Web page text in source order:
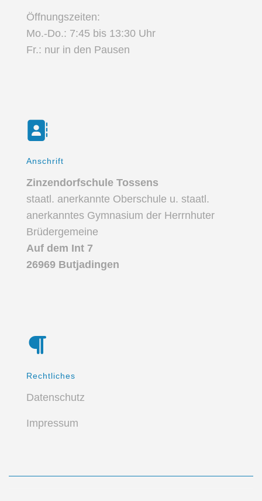
Öffnungszeiten:
Mo.-Do.: 7:45 bis 13:30 Uhr
Fr.: nur in den Pausen
Anschrift
Zinzendorfschule Tossens
staatl. anerkannte Oberschule u. staatl.
anerkanntes Gymnasium der Herrnhuter
Brüdergemeine
Auf dem Int 7
26969 Butjadingen
Rechtliches
Datenschutz
Impressum